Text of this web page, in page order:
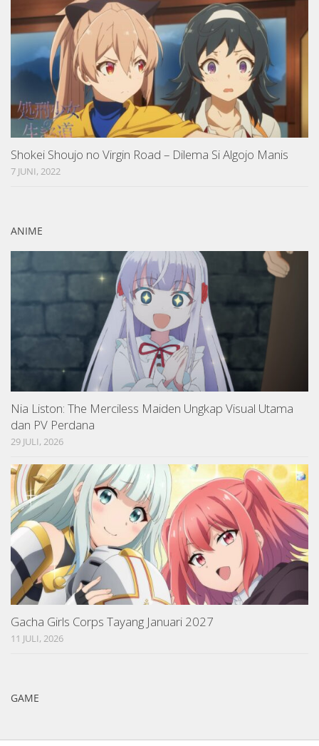
Shokei Shoujo no Virgin Road – Dilema Si Algojo Manis
7 JUNI, 2022
ANIME
Nia Liston: The Merciless Maiden Ungkap Visual Utama
dan PV Perdana
29 JULI, 2026
Gacha Girls Corps Tayang Januari 2027
11 JULI, 2026
GAME